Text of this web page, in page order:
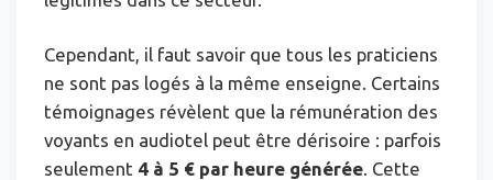
Cependant, il faut savoir que tous les praticiens
ne sont pas logés à la même enseigne. Certains
témoignages révèlent que la rémunération des
voyants en audiotel peut être dérisoire : parfois
seulement 4 à 5 € par heure générée . Cette